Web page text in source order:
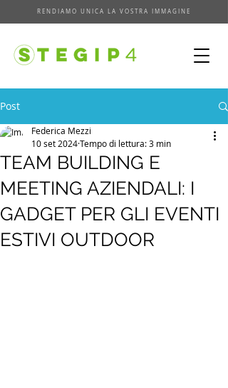
RENDIAMO UNICA LA VOSTRA IMMAGINE
Post
TEAM BUILDING E
MEETING AZIENDALI: I
GADGET PER GLI EVENTI
ESTIVI OUTDOOR
Federica Mezzi
10 set 2024Tempo di lettura: 3 min